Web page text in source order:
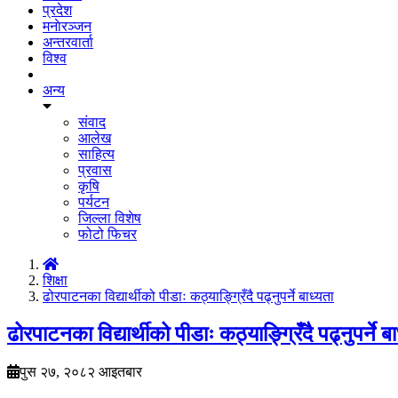
प्रदेश
मनाेरञ्जन
अन्तरवार्ता
विश्व
अन्य
संवाद
आलेख
साहित्य
प्रवास
कृषि
पर्यटन
जिल्ला विशेष
फोटो फिचर
शिक्षा
ढोरपाटनका विद्यार्थीको पीडाः कठ्याङ्ग्रिँदै पढ्नुपर्ने बाध्यता
ढोरपाटनका विद्यार्थीको पीडाः कठ्याङ्ग्रिँदै पढ्नुपर्ने
पुस २७, २०८२ आइतबार